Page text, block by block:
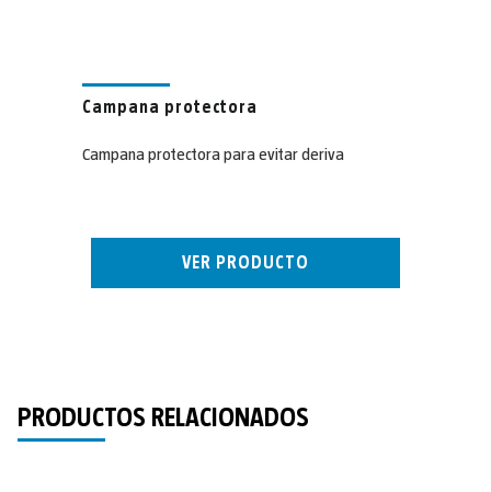
Campana protectora
Campana protectora para evitar deriva
VER PRODUCTO
PRODUCTOS RELACIONADOS